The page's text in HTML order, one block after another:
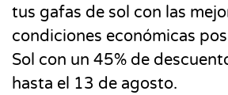
tus gafas de sol con las
condiciones económicas
Sol con un 45% de
hasta el 13 de agosto.